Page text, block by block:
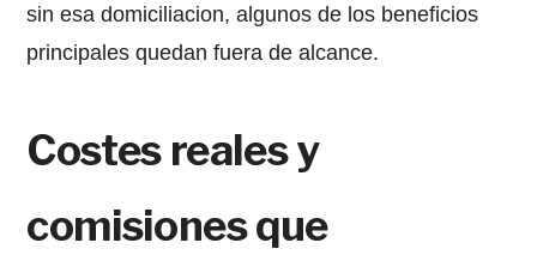
sin esa domiciliacion, algunos de los beneficios
principales quedan fuera de alcance.
Costes reales y
comisiones que